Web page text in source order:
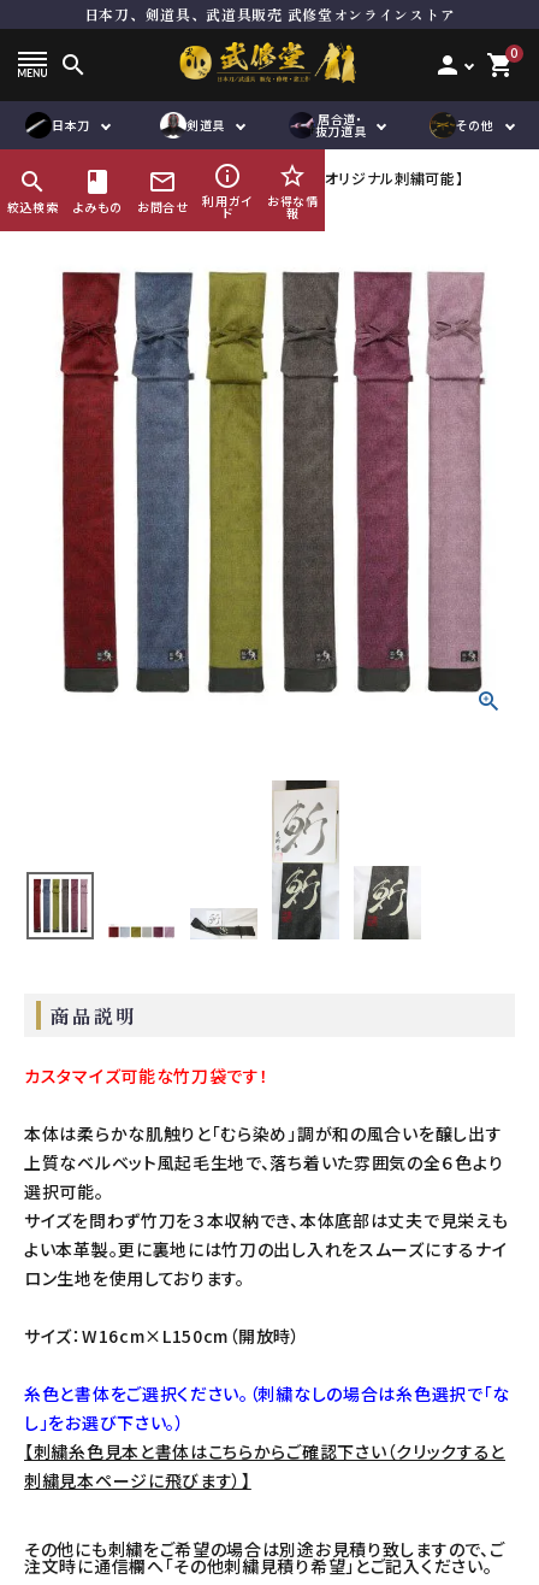
日本刀、剣道具、武道具販売 武修堂オンラインストア
search person 0
shopping_cart
日本刀
その他刀身
縁頭
その他金具
鮫鞘
剣道具
面単品
垂れ単品
鮫胴
竹刀用品
道着袴セット
竹刀袋
その他小物
居合道・
抜刀道具
居合刀（模擬刀）
居合道向き真剣
木刀
下緒
道着袴セット
道着単品
袴単品
帯
刀袋
その他小物
鮫鞘
その他
オリジナル商
品
ハンドメイド商
品
企画商品
search
絞込検索
book
よみもの
mail_outline
お問合せ
info_outline
利用ガイ
ド
star_border
お得な情
報
ACCOUNT MENU
ようこそ ゲスト 様
ログイン 会員登録
コンテンツ
ガイド
会社概要
特定商取引法について
HOME 剣道具 色季 竹刀袋（３本入）【オリジナル刺繍可能】
商品説明
カスタマイズ可能な竹刀袋です！
本体は柔らかな肌触りと「むら染め」調が和の風合いを醸し出す
上質なベルベット風起毛生地で、落ち着いた雰囲気の全６色より
選択可能。
サイズを問わず竹刀を３本収納でき、本体底部は丈夫で見栄えも
よい本革製。更に裏地には竹刀の出し入れをスムーズにするナイ
ロン生地を使用しております。
サイズ：W16cm×L150cm（開放時）
糸色と書体をご選択ください。（刺繍なしの場合は糸色選択で「な
し」をお選び下さい。）
【刺繍糸色見本と書体はこちらからご確認下さい（クリックすると
刺繍見本ページに飛びます）】
その他にも刺繍をご希望の場合は別途お見積り致しますので、ご
注文時に通信欄へ「その他刺繍見積り希望」とご記入ください。